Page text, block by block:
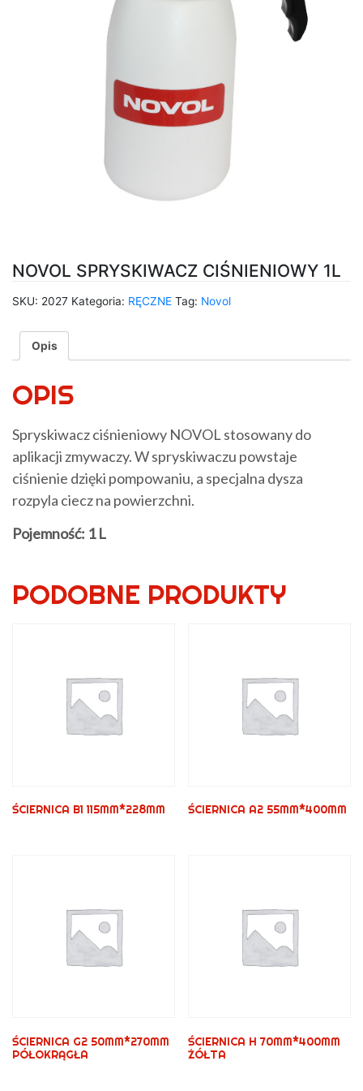
NOVOL SPRYSKIWACZ CIŚNIENIOWY 1L
SKU: 2027 Kategoria: RĘCZNE Tag: Novol
Opis
OPIS
Spryskiwacz ciśnieniowy NOVOL stosowany do
aplikacji zmywaczy. W spryskiwaczu powstaje
ciśnienie dzięki pompowaniu, a specjalna dysza
rozpyla ciecz na powierzchni.
Pojemność: 1 L
PODOBNE PRODUKTY
ŚCIERNICA B1 115MM*228MM ŚCIERNICA A2 55MM*400MM
ŚCIERNICA G2 50MM*270MM
PÓŁOKRĄGŁA
ŚCIERNICA H 70MM*400MM
ŻÓŁTA